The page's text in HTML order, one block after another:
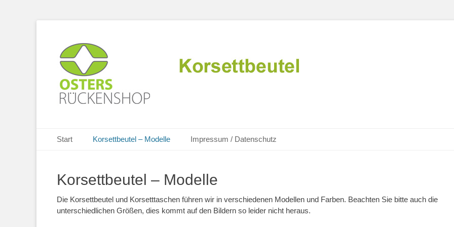
Korsettbeutel
Primäres Menü
Inhalt
Start Korsettbeutel – Modelle Impressum / Datenschutz
Korsettbeutel – Modelle
Die Korsettbeutel und Korsetttaschen führen wir in verschiedenen Modellen und Farben. Beachten Sie bitte auch die
unterschiedlichen Größen, dies kommt auf den Bildern so leider nicht heraus.